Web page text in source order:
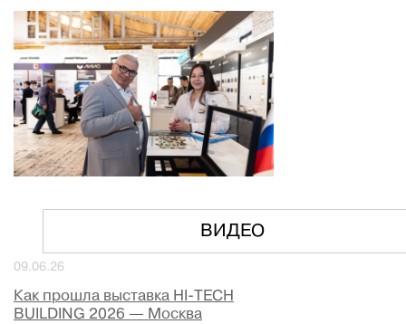
ВИДЕО
09.06.26
Как прошла выставка HI-TECH
BUILDING 2026 — Москва